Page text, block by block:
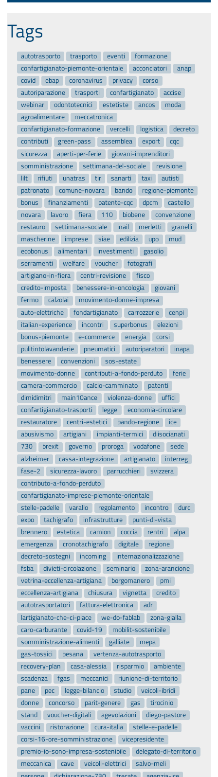
Tags
autotrasporto trasporto eventi
formazione
confartigianato-piemonte-orientale
acconciatori
anap
covid
ebap coronavirus privacy
corso
autoriparazione
trasporti confartigianato
accise
webinar
odontotecnici estetiste ancos
moda
agroalimentare
meccatronica
confartigianato-formazione
vercelli logistica
decreto
contributi
green-pass assemblea export
cqc
sicurezza
aperti-per-ferie
giovani-imprenditori
somministrazione
settimana-del-sociale
revisione
lilt
rifiuti unatras tir sanarti taxi
autisti
patronato
comune-novara bando
regione-piemonte
bonus
finanziamenti patente-cqc dpcm
castello
novara
lavoro fiera 110 biobene
convenzione
restauro
settimana-sociale inail merletti
granelli
mascherine
imprese siae edilizia upo
mud
ecobonus
alimentari investimenti
gasolio
serramenti
welfare voucher
fotografi
artigiano-in-fiera
centri-revisione
fisco
credito-imposta
benessere-in-oncologia
giovani
fermo
calzolai
movimento-donne-impresa
auto-elettriche
fondartigianato carrozzerie
cenpi
italian-experience
incontri superbonus
elezioni
bonus-piemonte
e-commerce energia
corsi
pulitintolavanderie
pneumatici autoriparatori
inapa
benessere
convenzioni
sos-estate
movimento-donne
contributi-a-fondo-perduto
ferie
camera-commercio
calcio-camminato
patenti
dimidimitri
main10ance violenza-donne
uffici
confartigianato-trasporti
legge
economia-circolare
restauratore
centri-estetici bando-regione
ice
abusivismo
artigiani impianti-termici
diisocianati
730
brexit governo proroga vodafone
sede
alzheimer
cassa-integrazione artigianato
interreg
fase-2
sicurezza-lavoro parrucchieri
svizzera
contributo-a-fondo-perduto
confartigianato-imprese-piemonte-orientale
stelle-padelle
varallo regolamento incontro
durc
expo
tachigrafo infrastrutture
punti-di-vista
brennero
estetica camion coccia rentri
alpa
emergenza
cronotachigrafo digitale
regione
decreto-sostegni
incoming
internazionalizzazione
fsba
divieti-circolazione seminario
zona-arancione
vetrina-eccellenza-artigiana
borgomanero
pmi
eccellenza-artigiana
chiusura vignetta
credito
autotrasportatori
fattura-elettronica
adr
lartigianato-che-ci-piace
we-do-fablab
zona-gialla
caro-carburante
covid-19
mobilit-sostenibile
somministrazione-alimenti
galliate
mepa
gas-tossici
besana
vertenza-autotrasporto
recovery-plan
casa-alessia risparmio
ambiente
scadenza
fgas meccanici
riunione-di-territorio
pane
pec legge-bilancio studio
veicoli-ibridi
donne
concorso parit-genere gas
tirocinio
stand
voucher-digitali agevolazioni
diego-pastore
vaccini
ristorazione cura-italia
stelle-e-padelle
corsi-16-ore-somministrazione
vicepresidente
premio-io-sono-impresa-sostenibile
delegato-di-territorio
meccanica
cave veicoli-elettrici
salvo-meli